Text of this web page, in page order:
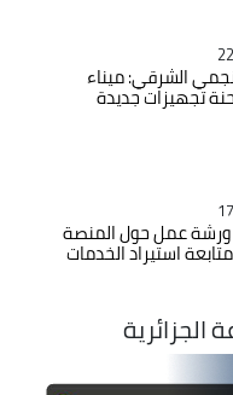
الشرقي: ميناء
تجهيزات جديدة
عمل حول المنصة
استيراد الخدمات